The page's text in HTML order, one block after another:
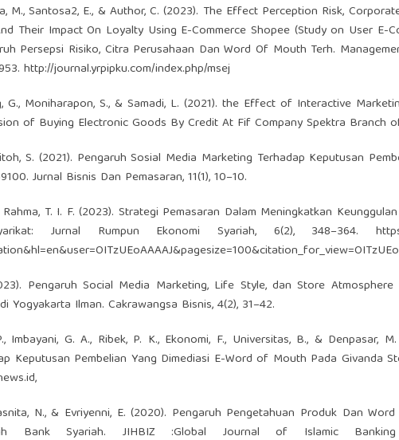
M., Santosa2, E., & Author, C. (2023). The Effect Perception Risk,
Their Impact On Loyalty Using E-Commerce Shopee (Study on User E-
Persepsi Risiko, Citra Perusahaan Dan Word Of Mouth Terh.
http://journal.yrpipku.com/index.php/msej
G., Moniharapon, S., & Samadi, L. (2021). the Effect of Interactive
of Buying Electronic Goods By Credit At Fif Company Spektra Branch
S. (2021). Pengaruh Sosial Media Marketing Terhadap Keputusan
Jurnal Bisnis Dan Pemasaran, 11(1), 10–10.
Rahma, T. I. F. (2023). Strategi Pemasaran Dalam Meningkatkan
Jurnal Rumpun Ekonomi Syariah, 6(2), 348–364.
Pengaruh Social Media Marketing, Life Style, dan Store
Yogyakarta Ilman. Cakrawangsa Bisnis, 4(2), 31–42.
Imbayani, G. A., Ribek, P. K., Ekonomi, F., Universitas, B., & Denpasar,
Keputusan Pembelian Yang Dimediasi E-Word of Mouth Pada Givanda
N., & Evriyenni, E. (2020). Pengaruh Pengetahuan Produk Dan
Bank Syariah. JIHBIZ :Global Journal of Islamic